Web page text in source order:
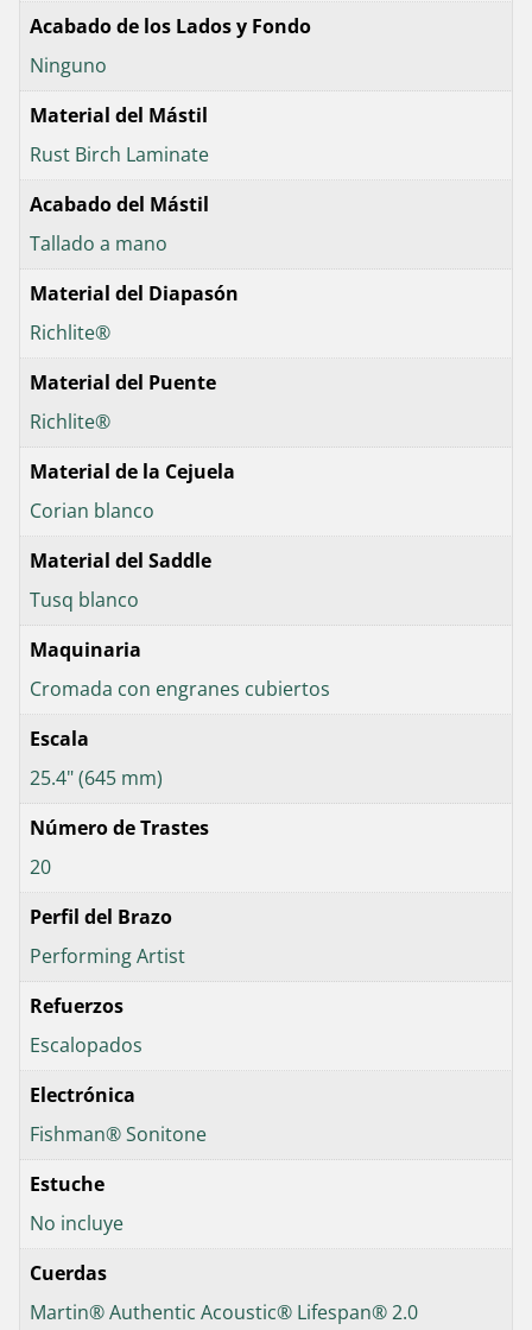
Acabado de los Lados y Fondo
Ninguno
Material del Mástil
Rust Birch Laminate
Acabado del Mástil
Tallado a mano
Material del Diapasón
Richlite®
Material del Puente
Richlite®
Material de la Cejuela
Corian blanco
Material del Saddle
Tusq blanco
Maquinaria
Cromada con engranes cubiertos
Escala
25.4" (645 mm)
Número de Trastes
20
Perfil del Brazo
Performing Artist
Refuerzos
Escalopados
Electrónica
Fishman® Sonitone
Estuche
No incluye
Cuerdas
Martin® Authentic Acoustic® Lifespan® 2.0